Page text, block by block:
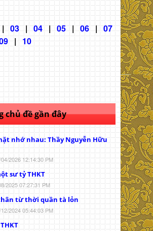
| 03 | 04 | 05 | 06 | 07
| 10
chủ đề gần đây
nhớ nhau: Thầy Nguyễn Hữu
2026 12:14:30 PM
sư tỷ THKT
2025 07:27:31 PM
từ thời quần tà lỏn
2024 05:44:03 PM